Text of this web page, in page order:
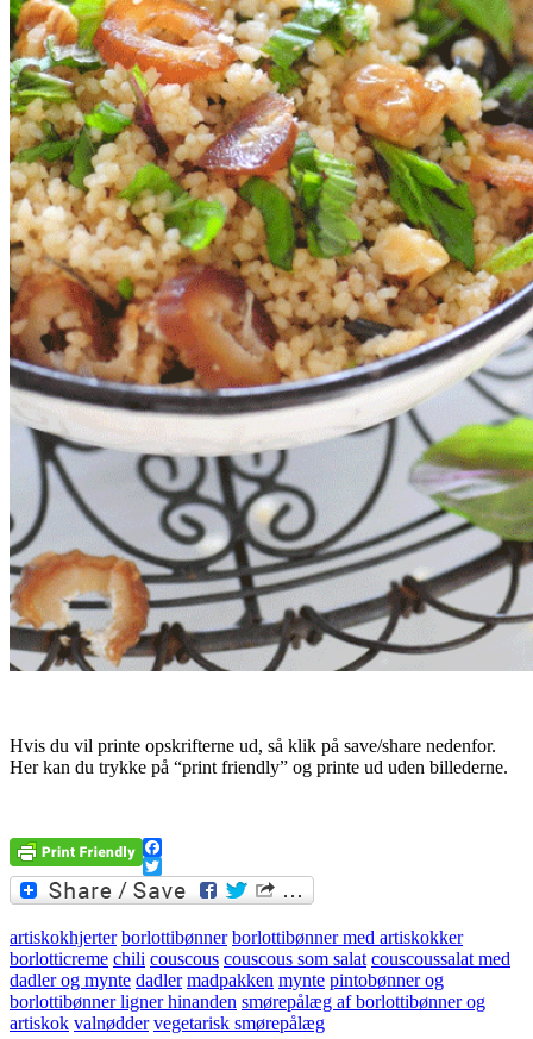
Hvis du vil printe opskrifterne ud, så klik på save/share nedenfor.
Her kan du trykke på “print friendly” og printe ud uden billederne.
Facebook
Twitter
artiskokhjerter borlottibønner borlottibønner med artiskokker
borlotticreme chili couscous couscous som salat couscoussalat med
dadler og mynte dadler madpakken mynte pintobønner og
borlottibønner ligner hinanden smørepålæg af borlottibønner og
artiskok valnødder vegetarisk smørepålæg